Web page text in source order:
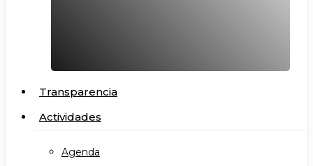
Transparencia
Actividades
Agenda